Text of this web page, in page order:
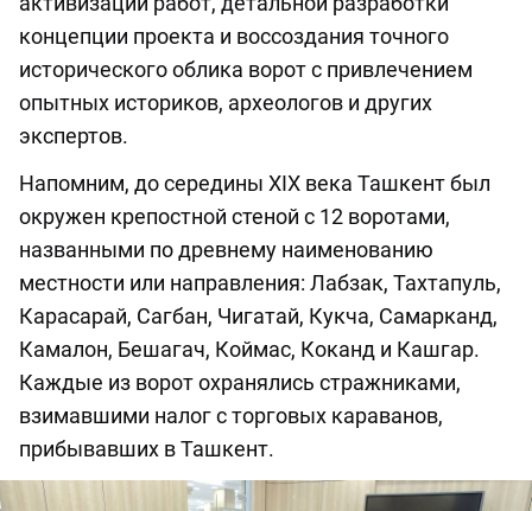
концепции проекта и воссоздания точного
исторического облика ворот с привлечением
опытных историков, археологов и других
экспертов.
Напомним, до середины XIX века Ташкент был
окружен крепостной стеной с 12 воротами,
названными по древнему наименованию
местности или направления: Лабзак, Тахтапуль,
Карасарай, Сагбан, Чигатай, Кукча, Самарканд,
Камалон, Бешагач, Коймас, Коканд и Кашгар.
Каждые из ворот охранялись стражниками,
взимавшими налог с торговых караванов,
прибывавших в Ташкент.